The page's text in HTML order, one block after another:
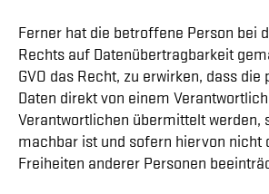
Ferner hat die betroffene Person bei
Rechts auf Datenübertragbarkeit
GVO das Recht, zu erwirken, dass
Daten direkt von einem
Verantwortlichen übermittelt werden,
machbar ist und sofern hiervon nicht
Freiheiten anderer Personen